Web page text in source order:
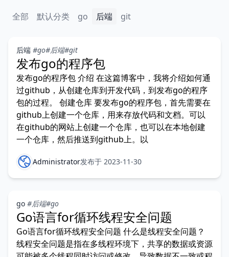
全部 默认分类 go 后端 git
后端 #go#后端#git
发布go的程序包
发布go的程序包 介绍 在这篇博客中，我将介绍如何通
过github，从创建仓库到开发代码，到发布go的程序
包的过程。 创建仓库 要发布go的程序包，首先需要在
github上创建一个仓库，用来存放代码和文档。可以
在github的网站上创建一个仓库，也可以在本地创建
一个仓库，然后推送到github上。以
Administrator发布于 2023-11-30
go #后端#go
Go语言for循环线程安全问题
Go语言for循环线程安全问题 什么是线程安全问题？
线程安全问题是指在多线程环境下，共享的数据或资源